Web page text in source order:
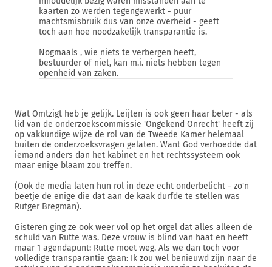
kaarten zo werden tegengewerkt - puur
machtsmisbruik dus van onze overheid - geeft
toch aan hoe noodzakelijk transparantie is.
Nogmaals , wie niets te verbergen heeft,
bestuurder of niet, kan m.i. niets hebben tegen
openheid van zaken.
Wat Omtzigt heb je gelijk. Leijten is ook geen haar beter - als
lid van de onderzoekscommissie 'Ongekend Onrecht' heeft zij
op vakkundige wijze de rol van de Tweede Kamer helemaal
buiten de onderzoeksvragen gelaten. Want God verhoedde dat
iemand anders dan het kabinet en het rechtssysteem ook
maar enige blaam zou treffen.
(Ook de media laten hun rol in deze echt onderbelicht - zo'n
beetje de enige die dat aan de kaak durfde te stellen was
Rutger Bregman).
Gisteren ging ze ook weer vol op het orgel dat alles alleen de
schuld van Rutte was. Deze vrouw is blind van haat en heeft
maar 1 agendapunt: Rutte moet weg. Als we dan toch voor
volledige transparantie gaan: Ik zou wel benieuwd zijn naar de